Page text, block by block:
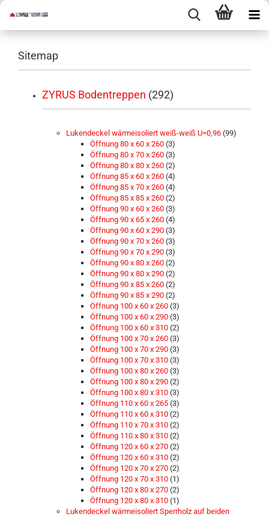
Sitemap
ZYRUS Bodentreppen (292)
Lukendeckel wärmeisoliert weiß-weiß U=0,96 (99)
Öffnung 80 x 60 x 260 (3)
Öffnung 80 x 70 x 260 (3)
Öffnung 80 x 80 x 260 (2)
Öffnung 85 x 60 x 260 (4)
Öffnung 85 x 70 x 260 (4)
Öffnung 85 x 85 x 260 (2)
Öffnung 90 x 60 x 260 (3)
Öffnung 90 x 65 x 260 (4)
Öffnung 90 x 60 x 290 (3)
Öffnung 90 x 70 x 260 (3)
Öffnung 90 x 70 x 290 (3)
Öffnung 90 x 80 x 260 (2)
Öffnung 90 x 80 x 290 (2)
Öffnung 90 x 85 x 260 (2)
Öffnung 90 x 85 x 290 (2)
Öffnung 100 x 60 x 260 (3)
Öffnung 100 x 60 x 290 (3)
Öffnung 100 x 60 x 310 (2)
Öffnung 100 x 70 x 260 (3)
Öffnung 100 x 70 x 290 (3)
Öffnung 100 x 70 x 310 (3)
Öffnung 100 x 80 x 260 (3)
Öffnung 100 x 80 x 290 (2)
Öffnung 100 x 80 x 310 (3)
Öffnung 110 x 60 x 265 (3)
Öffnung 110 x 60 x 310 (2)
Öffnung 110 x 70 x 310 (2)
Öffnung 110 x 80 x 310 (2)
Öffnung 120 x 60 x 270 (2)
Öffnung 120 x 60 x 310 (2)
Öffnung 120 x 70 x 270 (2)
Öffnung 120 x 70 x 310 (1)
Öffnung 120 x 80 x 270 (2)
Öffnung 120 x 80 x 310 (1)
Lukendeckel wärmeisoliert Sperrholz auf beiden